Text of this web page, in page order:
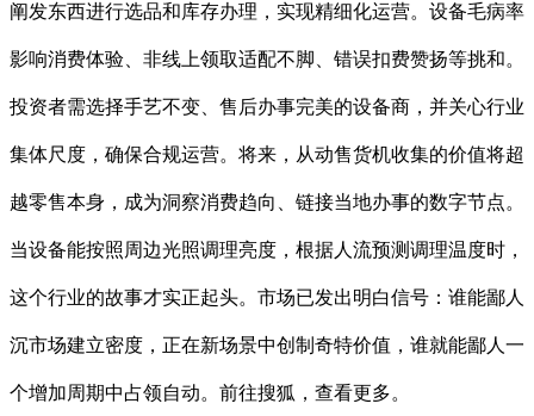
阐发东西进行选品和库存办理，实现精细化运营。设备毛病率
影响消费体验、非线上领取适配不脚、错误扣费赞扬等挑和。
投资者需选择手艺不变、售后办事完美的设备商，并关心行业
集体尺度，确保合规运营。将来，从动售货机收集的价值将超
越零售本身，成为洞察消费趋向、链接当地办事的数字节点。
当设备能按照周边光照调理亮度，根据人流预测调理温度时，
这个行业的故事才实正起头。市场已发出明白信号：谁能鄙人
沉市场建立密度，正在新场景中创制奇特价值，谁就能鄙人一
个增加周期中占领自动。前往搜狐，查看更多。